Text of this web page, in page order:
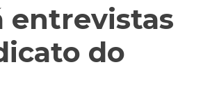
entrevistas
do